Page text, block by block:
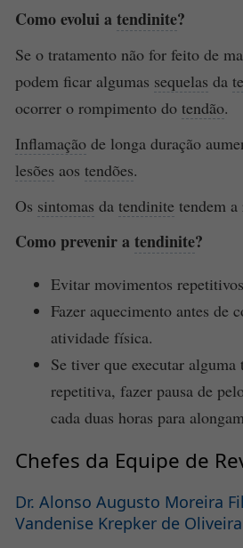
Como evolui a tendinite?
Se o tratamento não for feito de
podem ficar algumas sequelas da
ocorrer o rompimento do tendão.
Inflamação de longa duração
lesões aos tendões.
Os sintomas da tendinite tendem a
Como prevenir a tendinite?
Evitar movimentos
Fazer aquecimento antes de
atividade física.
Se tiver que executar
repetitiva, fazer pausa de
cada duas horas para
Chefes da Equipe de
Dr. Alonso Augusto Moreira
Vandenise Krepker de Oliveira